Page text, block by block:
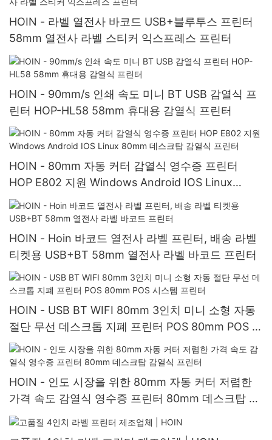
HOIN - 라벨 열전사 바코드 USB+블루투스 프린터
58mm 열전사 라벨 스티커 익스프레스 프린터
HOIN - 90mm/s 인쇄 속도 미니 BT USB 감열식 프
린터 HOP-HL58 58mm 휴대용 감열식 프린터
HOIN - 80mm 자동 커터 감열식 영수증 프린터
HOP E802 지원 Windows Android IOS Linux
80mm 데스크탑 감열식 프린터
HOIN - Hoin 바코드 열전사 라벨 프린터, 배송 라벨
티켓용 USB+BT 58mm 열전사 라벨 바코드 프린터
HOIN - USB BT WIFI 80mm 3인치 미니 소형 자동
절단 무선 데스크톱 지폐 프린터 POS 80mm POS 시
스템 프린터
HOIN - 인도 시장을 위한 80mm 자동 커터 저렴한
가격 속도 감열식 영수증 프린터 80mm 데스크탑 감
열식 프린터